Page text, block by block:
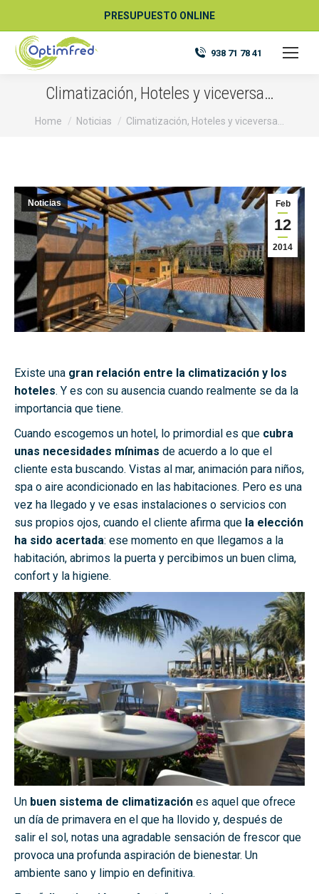
PRESUPUESTO ONLINE
938 71 78 41
Climatización, Hoteles y viceversa…
You are here:
Home Noticias Climatización, Hoteles y viceversa…
Feb
12
2014
Noticias
Existe una gran relación entre la climatización y los
hoteles. Y es con su ausencia cuando realmente se da la
importancia que tiene.
Cuando escogemos un hotel, lo primordial es que cubra
unas necesidades mínimas de acuerdo a lo que el
cliente esta buscando. Vistas al mar, animación para niños,
spa o aire acondicionado en las habitaciones. Pero es una
vez ha llegado y ve esas instalaciones o servicios con
sus propios ojos, cuando el cliente afirma que la elección
ha sido acertada: ese momento en que llegamos a la
habitación, abrimos la puerta y percibimos un buen clima,
confort y la higiene.
Un buen sistema de climatización es aquel que ofrece
un día de primavera en el que ha llovido y, después de
salir el sol, notas una agradable sensación de frescor que
provoca una profunda aspiración de bienestar. Un
ambiente sano y limpio en definitiva.